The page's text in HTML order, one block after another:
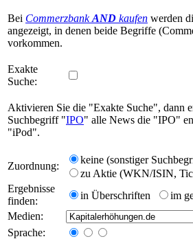
Bei CommerzbankAND kaufen werden
angezeigt, in denen beide Begriffe
vorkommen.
Exakte
Suche:
Aktivieren Sie die "Exakte Suche", dann
Suchbegriff "IPO" alle News die "IPO"
"iPod".
Zuordnung:
keine (sonstiger
zu Aktie (WKN/ISIN,
Ergebnisse
finden:
in Überschriften
im
Medien:
Sprache: